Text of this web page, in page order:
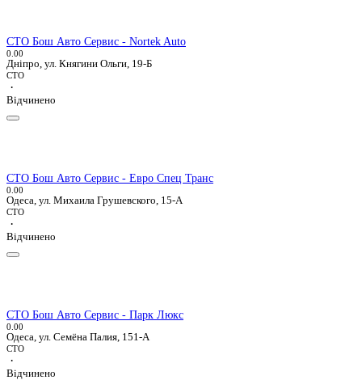
СТО Бош Авто Сервис - Nortek Auto
0.00
Дніпро, ул. Княгини Ольги, 19-Б
СТО
·
Відчинено
СТО Бош Авто Сервис - Евро Спец Транс
0.00
Одеса, ул. Михаила Грушевского, 15-А
СТО
·
Відчинено
СТО Бош Авто Сервис - Парк Люкс
0.00
Одеса, ул. Семёна Палия, 151-А
СТО
·
Відчинено